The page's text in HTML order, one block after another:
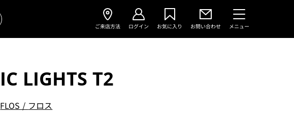
ご来店方法 ログイン お気に入り お問い合わせ メニュー
IC LIGHTS T2
FLOS / フロス